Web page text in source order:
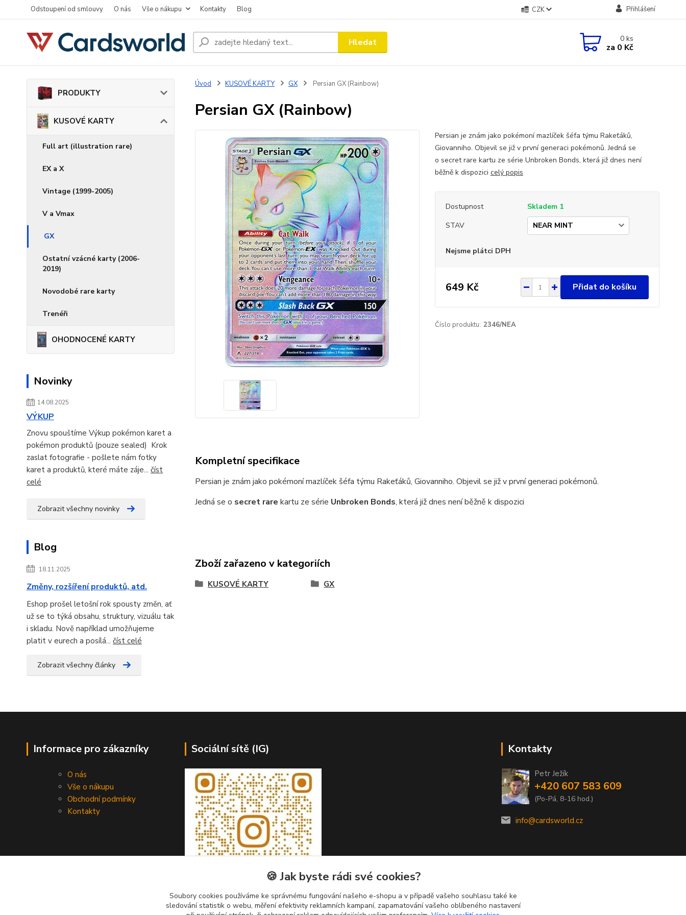
Odstoupení od smlouvy O nás Vše o nákupu Kontakty Blog CZK Přihlášení
Hledat 0ks
za 0 Kč
PRODUKTY
KUSOVÉ KARTY
Full art (illustration rare)
EX a X
Vintage (1999-2005)
V a Vmax
GX
Ostatní vzácné karty (2006-
2019)
Novodobé rare karty
Trenéři
OHODNOCENÉ KARTY
Novinky
14.08.2025
VÝKUP
Znovu spouštíme Výkup pokémon karet a
pokémon produktů (pouze sealed) Krok
zaslat fotografie - pošlete nám fotky
karet a produktů, které máte záje... číst
celé
Zobrazit všechny novinky
Blog
18.11.2025
Změny, rozšíření produktů, atd.
Eshop prošel letošní rok spousty změn, ať
už se to týká obsahu, struktury, vizuálu tak
i skladu. Nově například umožňujeme
platit v eurech a posílá... číst celé
Zobrazit všechny články
Úvod KUSOVÉ KARTY GX Persian GX (Rainbow)
Persian GX (Rainbow)
Persian je znám jako pokémoní mazlíček šéfa týmu Rakeťáků,
Giovanniho. Objevil se již v první generaci pokémonů. Jedná se
o secret rare kartu ze série Unbroken Bonds, která již dnes není
běžně k dispozici celý popis
Dostupnost
Skladem 1
STAV
Nejsme plátci DPH
649 Kč Přidat do košíku
Číslo produktu: 2346/NEA
Kompletní specifikace
Persian je znám jako pokémoní mazlíček šéfa týmu Rakeťáků, Giovanniho. Objevil se již v první generaci pokémonů.
Jedná se o secret rare kartu ze série Unbroken Bonds, která již dnes není běžně k dispozici
Zboží zařazeno v kategoriích
KUSOVÉ KARTY GX
Informace pro zákazníky
O nás
Vše o nákupu
Obchodní podmínky
Kontakty
Sociální sítě (IG) Kontakty
Petr Ježík
+420 607 583 609
(Po-Pá, 8-16 hod.)
info@cardsworld.cz
🍪 Jak byste rádi své cookies?
Soubory cookies používáme ke správnému fungování našeho e-shopu a v případě vašeho souhlasu také ke
sledování statistik o webu, měření efektivity reklamních kampaní, zapamatování vašeho oblíbeného nastavení